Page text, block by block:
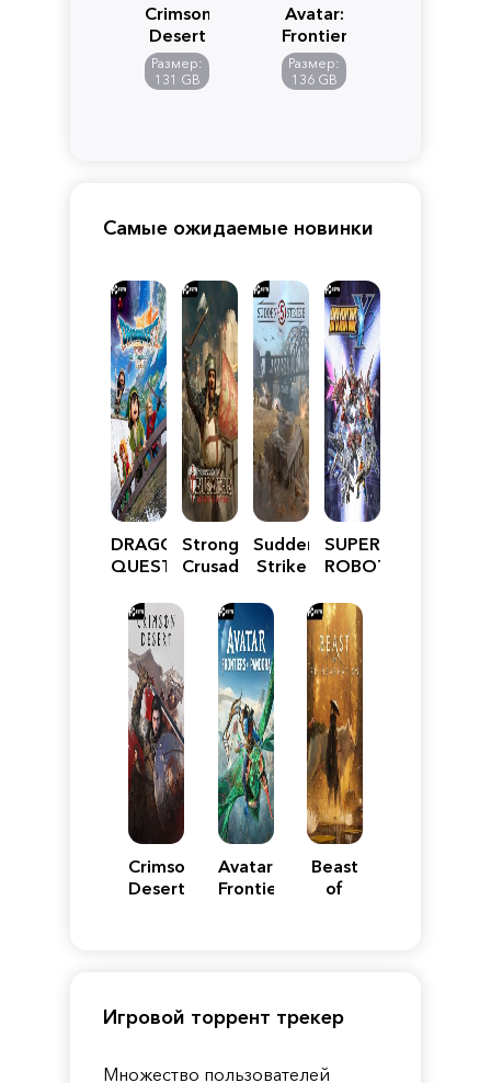
Crimson
Desert
Размер:
131 GB
Avatar:
Frontiers
of
Pandora
Размер:
136 GB
Самые ожидаемые новинки
DRAGON
QUEST
Reimagined
Stronghold
Crusader:
Edition
Sudden
Strike
SUPER
ROBOT
Y
Crimson
Desert
Avatar:
Frontiers
Beast
of
Игровой торрент трекер
Множество пользователей